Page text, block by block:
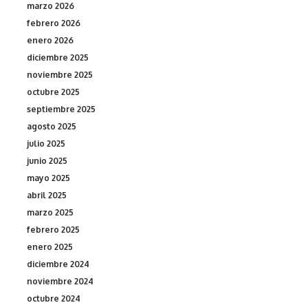
marzo 2026
febrero 2026
enero 2026
diciembre 2025
noviembre 2025
octubre 2025
septiembre 2025
agosto 2025
julio 2025
junio 2025
mayo 2025
abril 2025
marzo 2025
febrero 2025
enero 2025
diciembre 2024
noviembre 2024
octubre 2024